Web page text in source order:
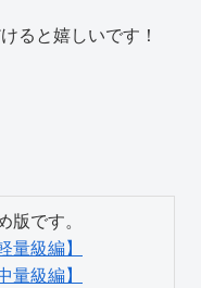
ると嬉しいです！
量級編】
量級編】